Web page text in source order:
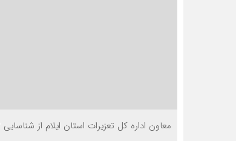
معاون اداره کل تعزیرات استان ایلام از شناسایی ۱۳ واحد نانوایی متخلف در اجرای طرح‌های نظارتی «چهارشنبه» خبر داد.